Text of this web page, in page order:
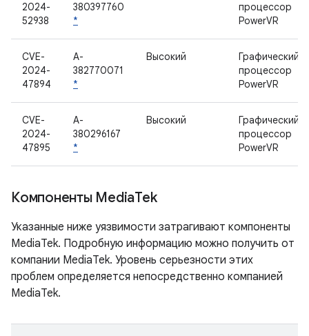
2024-
52938
380397760
*
процессор
PowerVR
CVE-
2024-
47894
A-
382770071
*
Высокий
Графический
процессор
PowerVR
CVE-
2024-
47895
A-
380296167
*
Высокий
Графический
процессор
PowerVR
Компоненты MediaTek
Указанные ниже уязвимости затрагивают компоненты
MediaTek. Подробную информацию можно получить от
компании MediaTek. Уровень серьезности этих
проблем определяется непосредственно компанией
MediaTek.